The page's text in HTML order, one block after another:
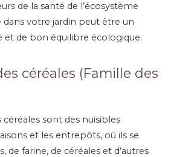
de la santé de l’écosystème
dans votre jardin peut être un
et de bon équilibre écologique.
céréales (Famille des
sont des nuisibles
et les entrepôts, où ils se
de farine, de céréales et d’autres